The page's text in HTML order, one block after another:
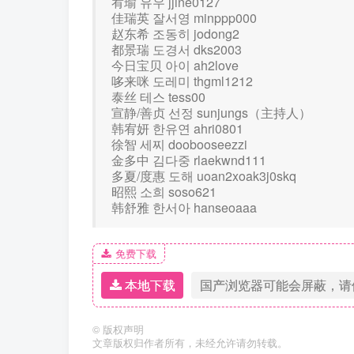
佳瑞英 잘서영 minppp000
赵东希 조동히 jodong2
都景瑞 도경서 dks2003
今日宝贝 아이 ah2love
哆来咪 도레미 thgml1212
泰丝 테스 tess00
宣静/善贞 선정 sunjungs（主持人）
韩宥妍 한유연 ahri0801
徐智 세찌 doobooseezzi
金多中 김다중 rlaekwnd111
多夏/度惠 도해 uoan2xoak3j0skq
昭熙 소희 soso621
韩舒雅 한서아 hanseoaaa
免费下载
本地下载 国产浏览器可能会屏蔽，
© 版权声明
文章版权归作者所有，未经允许请勿转载。